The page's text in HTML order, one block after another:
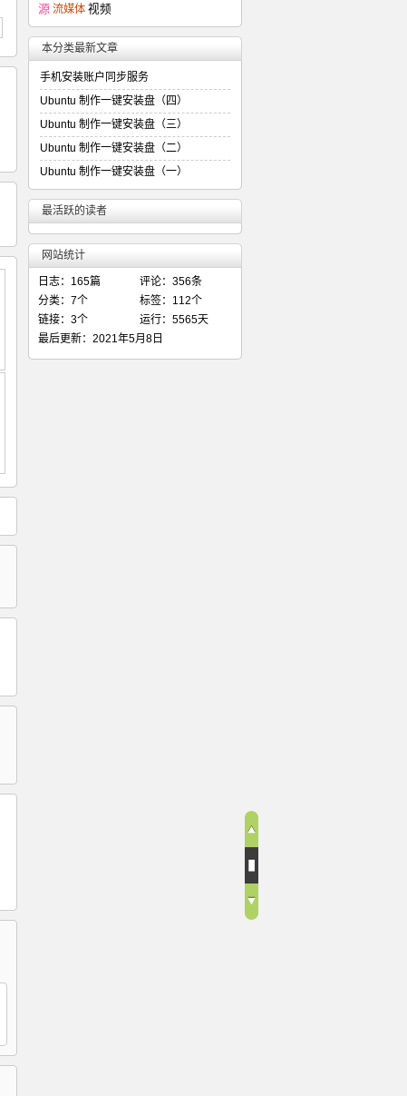
源 流媒体 视频
本分类最新文章
手机安装账户同步服务
Ubuntu 制作一键安装盘（四）
Ubuntu 制作一键安装盘（三）
Ubuntu 制作一键安装盘（二）
Ubuntu 制作一键安装盘（一）
最活跃的读者
网站统计
日志：165篇
评论：356条
分类：7个
标签：112个
链接：3个
运行：5565天
最后更新：2021年5月8日